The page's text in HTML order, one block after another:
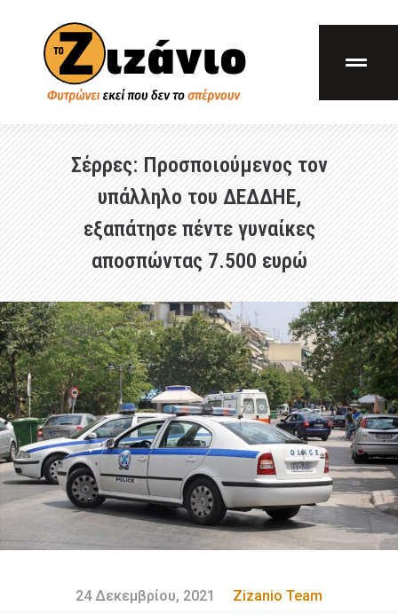
Σέρρες: Προσποιούμενος τον
υπάλληλο του ΔΕΔΔΗΕ,
εξαπάτησε πέντε γυναίκες
αποσπώντας 7.500 ευρώ
24 Δεκεμβρίου, 2021 Zizanio Team